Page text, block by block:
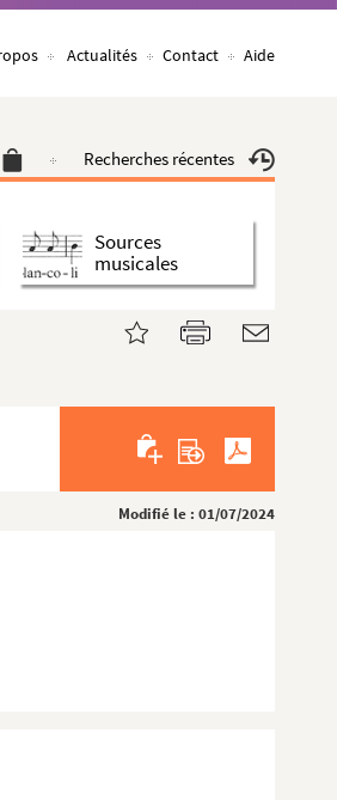
Actualités Contact Aide
Recherches récentes
Sources
musicales
Modifié le : 01/07/2024